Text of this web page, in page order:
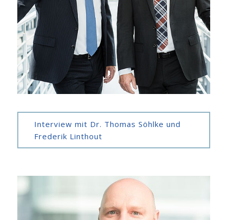
Interview mit Dr. Thomas Söhlke und
Frederik Linthout